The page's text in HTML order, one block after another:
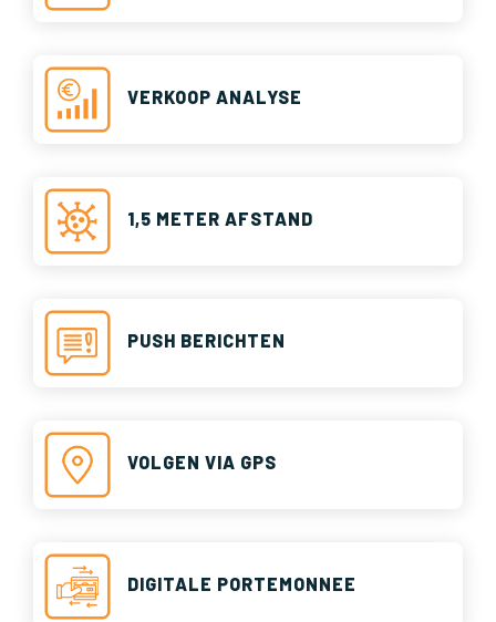
VERKOOP ANALYSE
1,5 METER AFSTAND
PUSH BERICHTEN
VOLGEN VIA GPS
DIGITALE PORTEMONNEE